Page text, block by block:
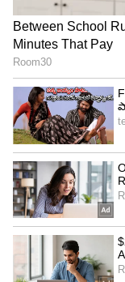
ప్రాతిపదికన
ఎలాంటి సంబంధం
ప్రభుత్వం
అని తెలిపారు.
కన్యాకుమారి
జనవరి 30న
రాజధాని శ్రీన‌గ‌ర్
స్టేడియంలో భారీ
ఏర్పాట్లు పూర్తి
ప్రజల్లో
అన్నారు.